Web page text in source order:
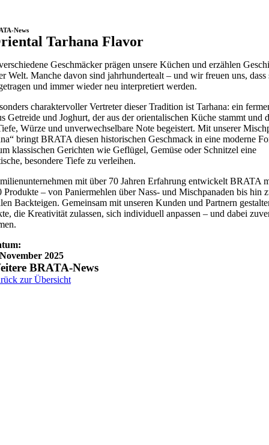
News
Tarhana Flavor
Geschmäcker prägen unsere Küchen und erzählen
Welt. Manche davon sind jahrhundertealt – und wir freuen uns, dass
und immer wieder neu interpretiert werden.
charaktervoller Vertreter dieser Tradition ist Tarhana: ein
Getreide und Joghurt, der aus der orientalischen Küche stammt und
Würze und unverwechselbare Note begeistert. Mit unserer
bringt BRATA diesen historischen Geschmack in eine moderne
klassischen Gerichten wie Geflügel, Gemüse oder Schnitzel eine
besondere Tiefe zu verleihen.
mit über 70 Jahren Erfahrung entwickelt BRATA
Produkte – von Paniermehlen über Nass- und Mischpanaden bis hin
Backteigen. Gemeinsam mit unseren Kunden und Partnern
die Kreativität zulassen, sich individuell anpassen – und dabei
2025
BRATA-News
zur Übersicht